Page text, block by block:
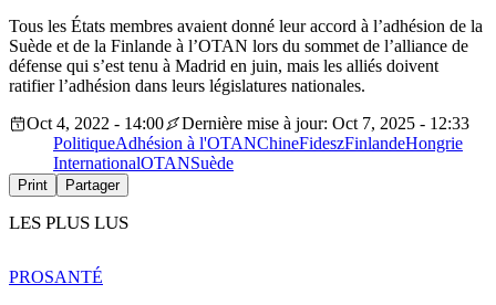
Tous les États membres avaient donné leur accord à l’adhésion de la
Suède et de la Finlande à l’OTAN lors du sommet de l’alliance de
défense qui s’est tenu à Madrid en juin, mais les alliés doivent
ratifier l’adhésion dans leurs législatures nationales.
Oct 4, 2022 - 14:00
Dernière mise à jour: Oct 7, 2025 - 12:33
PolitiqueAdhésion à l'OTANChineFideszFinlandeHongrie
InternationalOTANSuède
Print Partager
LES PLUS LUS
PROSANTÉ